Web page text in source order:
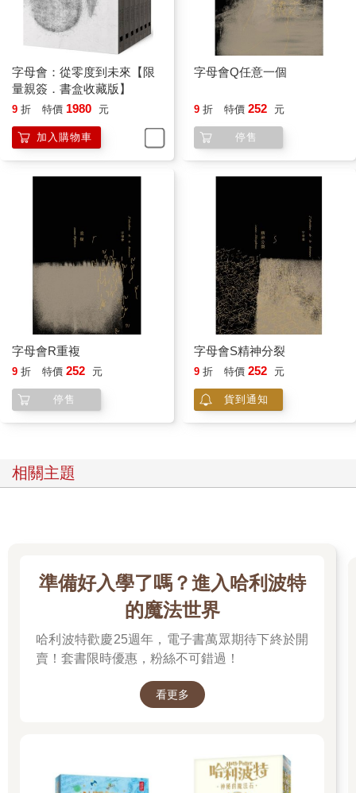
字母會：從零度到未來【限
量親簽．書盒收藏版】
9 折 特價 1980 元
加入購物車
字母會Q任意一個
9 折 特價 252 元
停售
字母會R重複
9 折 特價 252 元
停售
字母會S精神分裂
9 折 特價 252 元
貨到通知
相關主題
準備好入學了嗎？進入哈利波特
的魔法世界
哈利波特歡慶25週年，電子書萬眾期待下終於開
賣！套書限時優惠，粉絲不可錯過！
看更多